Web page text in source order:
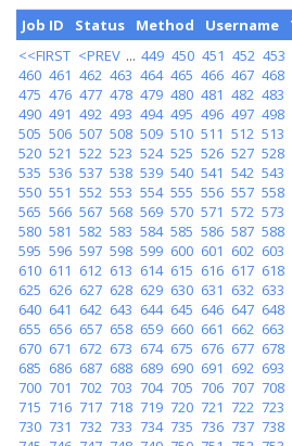
Job ID
Status Method Username
<<FIRST <PREV ... 449 450 451 452 453
460 461 462 463 464 465 466 467 468
475 476 477 478 479 480 481 482 483
490 491 492 493 494 495 496 497 498
505 506 507 508 509 510 511 512 513
520 521 522 523 524 525 526 527 528
535 536 537 538 539 540 541 542 543
550 551 552 553 554 555 556 557 558
565 566 567 568 569 570 571 572 573
580 581 582 583 584 585 586 587 588
595 596 597 598 599 600 601 602 603
610 611 612 613 614 615 616 617 618
625 626 627 628 629 630 631 632 633
640 641 642 643 644 645 646 647 648
655 656 657 658 659 660 661 662 663
670 671 672 673 674 675 676 677 678
685 686 687 688 689 690 691 692 693
700 701 702 703 704 705 706 707 708
715 716 717 718 719 720 721 722 723
730 731 732 733 734 735 736 737 738